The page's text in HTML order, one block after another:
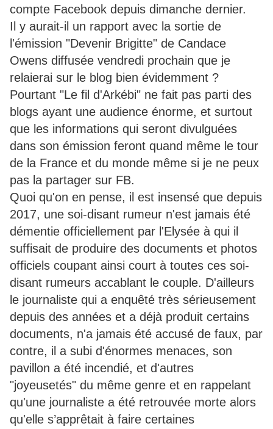
compte Facebook depuis dimanche dernier.
Il y aurait-il un rapport avec la sortie de
l'émission "Devenir Brigitte" de Candace
Owens diffusée vendredi prochain que je
relaierai sur le blog bien évidemment ?
Pourtant "Le fil d'Arkébi" ne fait pas parti des
blogs ayant une audience énorme, et surtout
que les informations qui seront divulguées
dans son émission feront quand même le tour
de la France et du monde même si je ne peux
pas la partager sur FB.
Quoi qu'on en pense, il est insensé que depuis
2017, une soi-disant rumeur n'est jamais été
démentie officiellement par l'Elysée à qui il
suffisait de produire des documents et photos
officiels coupant ainsi court à toutes ces soi-
disant rumeurs accablant le couple. D'ailleurs
le journaliste qui a enquêté très sérieusement
depuis des années et a déjà produit certains
documents, n'a jamais été accusé de faux, par
contre, il a subi d'énormes menaces, son
pavillon a été incendié, et d'autres
"joyeusetés" du même genre et en rappelant
qu'une journaliste a été retrouvée morte alors
qu'elle s’apprêtait à faire certaines